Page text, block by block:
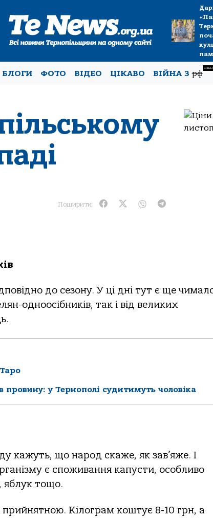
БЛОГИ ФОТО ВІДЕО ЦІКАВО ВІЙНА Зрф
Поширити:
до сезону. У ці дні тут є ще
одноосібників, так і від великих
провину: у Тернополі судитимуть чоловіка
кажуть, що народ скаже, як зав’яже. І
є споживання капусти, особливо
яблук тощо.
прийнятною. Кілограм коштує 8-10 грн, а